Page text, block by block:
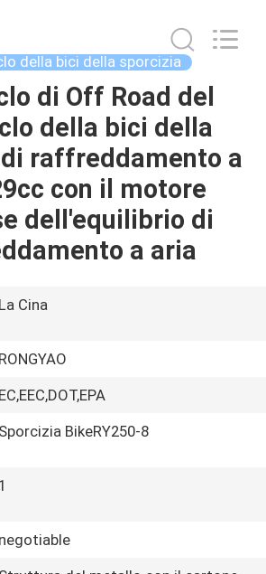
della bici della sporcizia
di Off Road del
della bici della
raffreddamento a
con il motore
dell'equilibrio di
a aria
La Cina
RONGYAO
EC,EEC,DOT,EPA
Sporcizia BikeRY250-8
1
negotiable